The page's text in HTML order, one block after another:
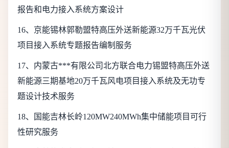
报告和电力接入系统方案设计
16、京能锡林郭勒盟特高压外送新能源32万千瓦光伏
项目接入系统专题报告编制服务
17、内蒙古***有限公司北方联合电力锡盟特高压外送
新能源三期基地20万千瓦风电项目接入系统及无功专
题设计技术服务
18、国能吉林长岭120MW240MWh集中储能项目可行
性研究服务